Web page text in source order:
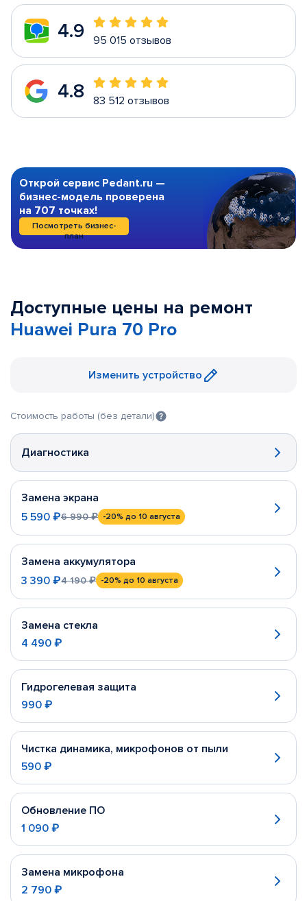
4.9 95 015 отзывов
4.8 83 512 отзывов
Открой сервис Pedant.ru —
бизнес-модель проверена
на 707 точках!
Посмотреть бизнес-
план
Доступные цены на ремонт
Huawei Pura 70 Pro
Изменить устройство
Стоимость работы (без детали)
Диагностика
Замена экрана
5 590 ₽6 990 ₽ -20% до 10 августа
Замена аккумулятора
3 390 ₽4 190 ₽ -20% до 10 августа
Замена стекла
4 490 ₽
Гидрогелевая защита
990 ₽
Чистка динамика, микрофонов от пыли
590 ₽
Обновление ПО
1 090 ₽
Замена микрофона
2 790 ₽